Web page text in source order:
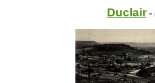
Duclair-